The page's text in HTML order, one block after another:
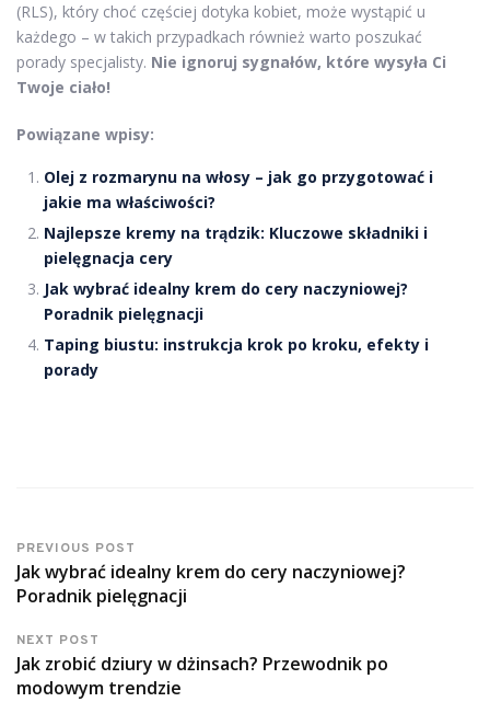
(RLS), który choć częściej dotyka kobiet, może wystąpić u
każdego – w takich przypadkach również warto poszukać
porady specjalisty. Nie ignoruj sygnałów, które wysyła Ci
Twoje ciało!
Powiązane wpisy:
Olej z rozmarynu na włosy – jak go przygotować i
jakie ma właściwości?
Najlepsze kremy na trądzik: Kluczowe składniki i
pielęgnacja cery
Jak wybrać idealny krem do cery naczyniowej?
Poradnik pielęgnacji
Taping biustu: instrukcja krok po kroku, efekty i
porady
PREVIOUS POST
Jak wybrać idealny krem do cery naczyniowej?
Poradnik pielęgnacji
NEXT POST
Jak zrobić dziury w dżinsach? Przewodnik po
modowym trendzie